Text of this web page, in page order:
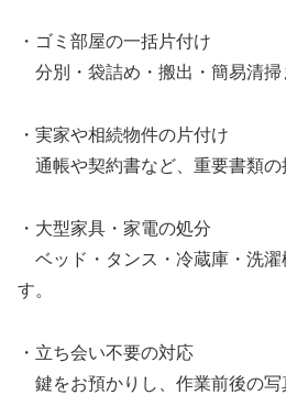
・ゴミ部屋の一括片付け
分別・袋詰め・搬出・簡易清掃
・実家や相続物件の片付け
通帳や契約書など、重要書類の
・大型家具・家電の処分
ベッド・タンス・冷蔵庫・洗濯
す。
・立ち会い不要の対応
鍵をお預かりし、作業前後の写